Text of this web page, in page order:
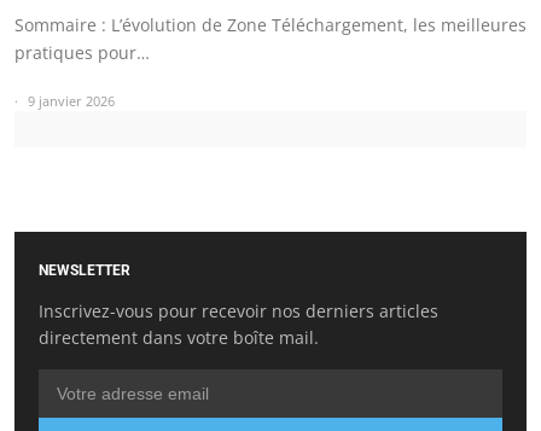
Sommaire : L’évolution de Zone Téléchargement, les meilleures
pratiques pour…
9 janvier 2026
NEWSLETTER
Inscrivez-vous pour recevoir nos derniers articles
directement dans votre boîte mail.